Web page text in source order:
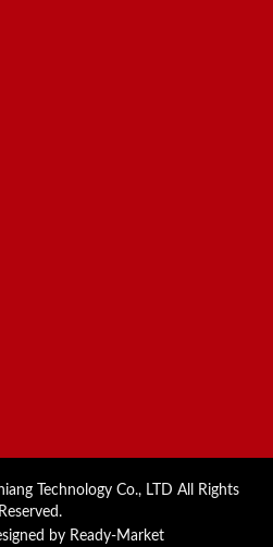
Technology Co., LTD All Rights
Reserved.
by Ready-Market